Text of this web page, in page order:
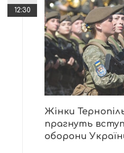
12:30
Жінки
прагнуть
оборони